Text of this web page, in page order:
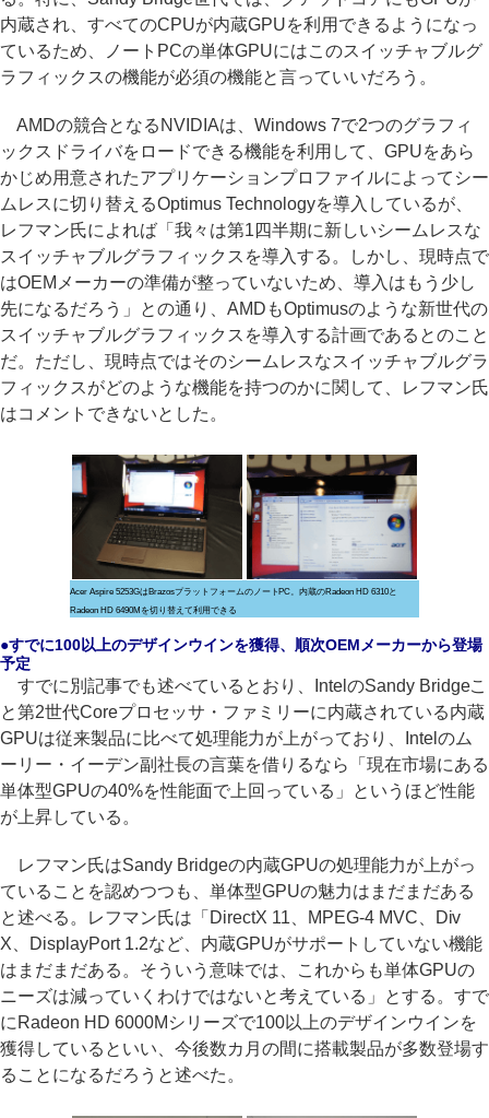
内蔵され、すべてのCPUが内蔵GPUを利用できるようになっ
ているため、ノートPCの単体GPUにはこのスイッチャブルグ
ラフィックスの機能が必須の機能と言っていいだろう。
AMDの競合となるNVIDIAは、Windows 7で2つのグラフィ
ックスドライバをロードできる機能を利用して、GPUをあら
かじめ用意されたアプリケーションプロファイルによってシー
ムレスに切り替えるOptimus Technologyを導入しているが、
レフマン氏によれば「我々は第1四半期に新しいシームレスな
スイッチャブルグラフィックスを導入する。しかし、現時点で
はOEMメーカーの準備が整っていないため、導入はもう少し
先になるだろう」との通り、AMDもOptimusのような新世代の
スイッチャブルグラフィックスを導入する計画であるとのこと
だ。ただし、現時点ではそのシームレスなスイッチャブルグラ
フィックスがどのような機能を持つのかに関して、レフマン氏
はコメントできないとした。
Acer Aspire 5253GはBrazosプラットフォームのノートPC。内蔵のRadeon HD 6310と
Radeon HD 6490Mを切り替えて利用できる
●すでに100以上のデザインウインを獲得、順次OEMメーカーから登場
予定
すでに別記事でも述べているとおり、IntelのSandy Bridgeこ
と第2世代Coreプロセッサ・ファミリーに内蔵されている内蔵
GPUは従来製品に比べて処理能力が上がっており、Intelのム
ーリー・イーデン副社長の言葉を借りるなら「現在市場にある
単体型GPUの40%を性能面で上回っている」というほど性能
が上昇している。
レフマン氏はSandy Bridgeの内蔵GPUの処理能力が上がっ
ていることを認めつつも、単体型GPUの魅力はまだまだある
と述べる。レフマン氏は「DirectX 11、MPEG-4 MVC、Div
X、DisplayPort 1.2など、内蔵GPUがサポートしていない機能
はまだまだある。そういう意味では、これからも単体GPUの
ニーズは減っていくわけではないと考えている」とする。すで
にRadeon HD 6000Mシリーズで100以上のデザインウインを
獲得しているといい、今後数カ月の間に搭載製品が多数登場す
ることになるだろうと述べた。